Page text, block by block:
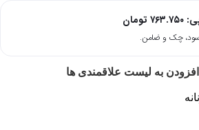
۷۶۳.۷۵۰ تومان
افزودن به لیست علاقمندی ها